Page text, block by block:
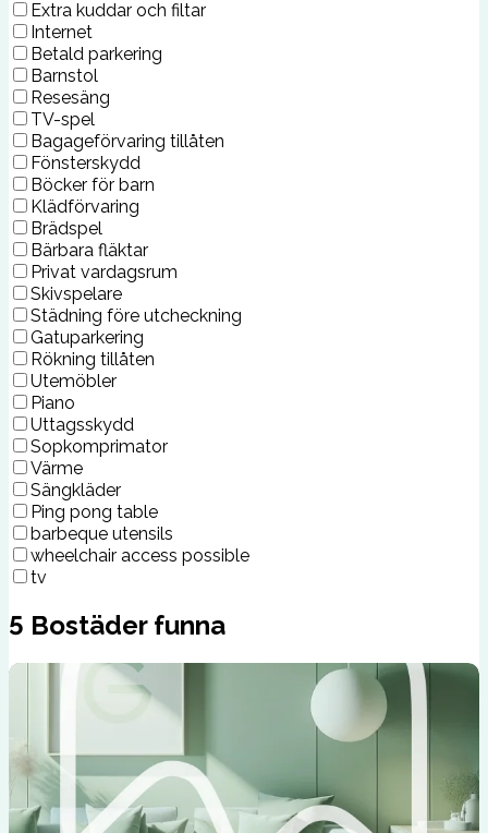
Extra kuddar och filtar
Internet
Betald parkering
Barnstol
Resesäng
TV-spel
Bagageförvaring tillåten
Fönsterskydd
Böcker för barn
Klädförvaring
Brädspel
Bärbara fläktar
Privat vardagsrum
Skivspelare
Städning före utcheckning
Gatuparkering
Rökning tillåten
Utemöbler
Piano
Uttagsskydd
Sopkomprimator
Värme
Sängkläder
Ping pong table
barbeque utensils
wheelchair access possible
tv
5 Bostäder funna